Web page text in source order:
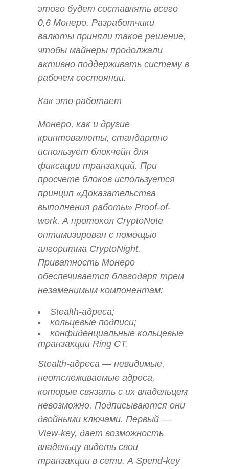
этого будет составлять всего
0,6 Монеро. Разработчики
валюты приняли такое решение,
чтобы майнеры продолжали
активно поддерживать систему в
рабочем состоянии.
Как это работает
Монеро, как и другие
криптовалюты, стандартно
использует блокчейн для
фиксации транзакций. При
просчете блоков используется
принцип «Доказательства
выполнения работы» Proof-of-
work. А протокол CryptoNote
оптимизирован с помощью
алгоритма CryptoNight.
Приватность Монеро
обеспечивается благодаря трем
незаменимым компонентам:
Stealth-адреса;
кольцевые подписи;
конфиденциальные кольцевые
транзакции Ring CT.
Stealth-адреса — невидимые,
неотслеживаемые адреса,
которые связать с их владельцем
невозможно. Подписываются они
двойными ключами. Первый —
View-key, дает возможность
владельцу видеть свои
транзакции в сети. А Spend-key